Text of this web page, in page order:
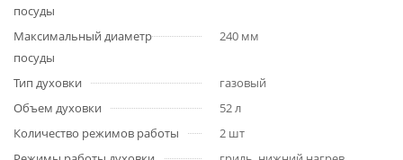
посуды
Максимальный диаметр
посуды
240 мм
Тип духовки
газовый
Объем духовки
52 л
Количество режимов работы
2 шт